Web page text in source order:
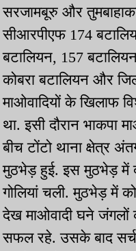
सरजामबूरु और
सीआरपीएफ 174
बटालियन, 157
कोबरा बटालियन और
माओवादियों के खिलाफ
था. इसी दौरान भाकपा
बीच टोंटो थाना क्षेत्र
मुठभेड़ हुई. इस मुठभेड़ में
गोलियां चली. मुठभेड़ में
देख माओवादी घने जंगलों
सफल रहे. उसके बाद